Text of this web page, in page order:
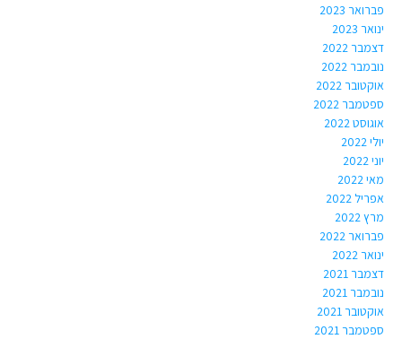
פברואר 2023
ינואר 2023
דצמבר 2022
נובמבר 2022
אוקטובר 2022
ספטמבר 2022
אוגוסט 2022
יולי 2022
יוני 2022
מאי 2022
אפריל 2022
מרץ 2022
פברואר 2022
ינואר 2022
דצמבר 2021
נובמבר 2021
אוקטובר 2021
ספטמבר 2021